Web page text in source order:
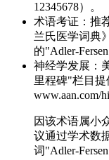
12345678）。
术语考证：推
兰氏医学词典
的"Adler-
神经学发展：
里程碑"栏目提
www.aan.com/
因该术语属小
议通过学术数
词"Adler-